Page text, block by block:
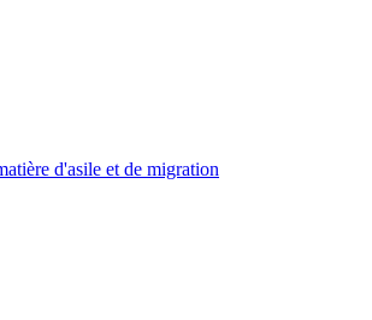
d'asile et de migration